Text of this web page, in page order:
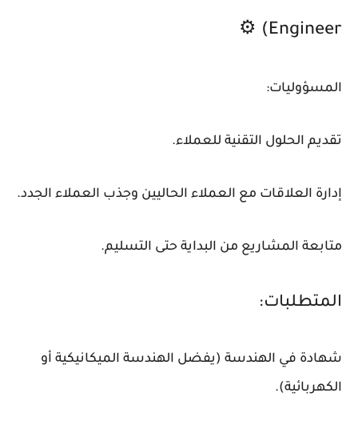
Engineer) ⚙️
المسؤوليات:
تقديم الحلول التقنية للعملاء.
إدارة العلاقات مع العملاء الحاليين وجذب العملاء الجدد.
متابعة المشاريع من البداية حتى التسليم.
المتطلبات:
شهادة في الهندسة (يفضل الهندسة الميكانيكية أو
الكهربائية).